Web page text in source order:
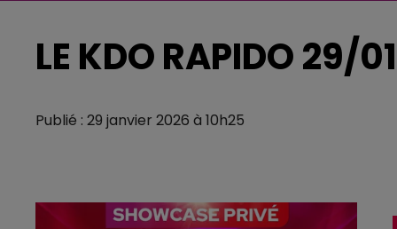
LE KDO RAPIDO 29/
Publié : 29 janvier 2026 à 10h25